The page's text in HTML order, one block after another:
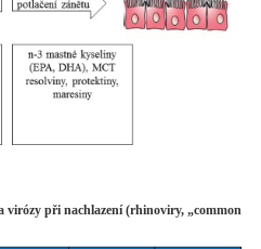
virózy při nachlazení (rhinoviry, „common